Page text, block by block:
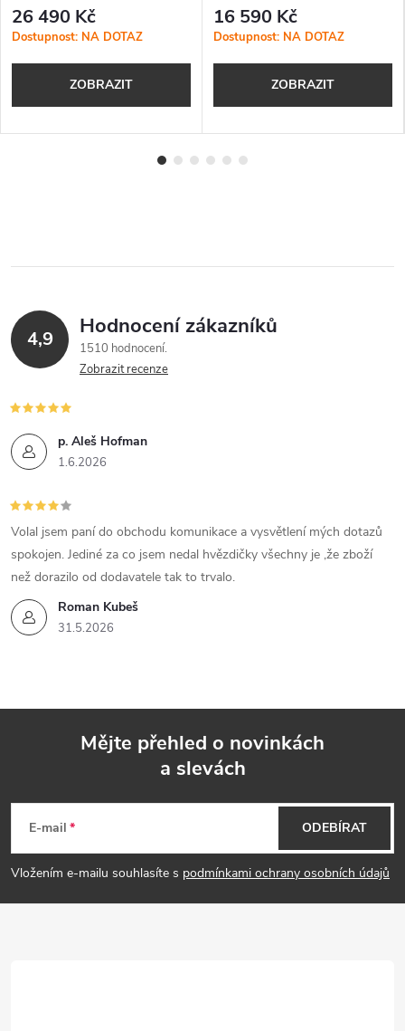
Gold Metallic
26 490 Kč
Dostupnost: NA DOTAZ
ZOBRAZIT
16 590 Kč
Dostupnost: NA DOTAZ
ZOBRAZIT
4,9 Hodnocení zákazníků
1510 hodnocení
Zobrazit recenze
p. Aleš Hofman
1.6.2026
Roman Kubeš
31.5.2026
Volal jsem paní do obchodu komunikace a vysvětlení mých dotazů
spokojen. Jediné za co jsem nedal hvězdičky všechny je ,že zboží
než dorazilo od dodavatele tak to trvalo.
p
Mějte přehled o novinkách
a slevách
E-mail
Vložením e-mailu souhlasíte s podmínkami ochrany osobních údajů
ODEBÍRAT